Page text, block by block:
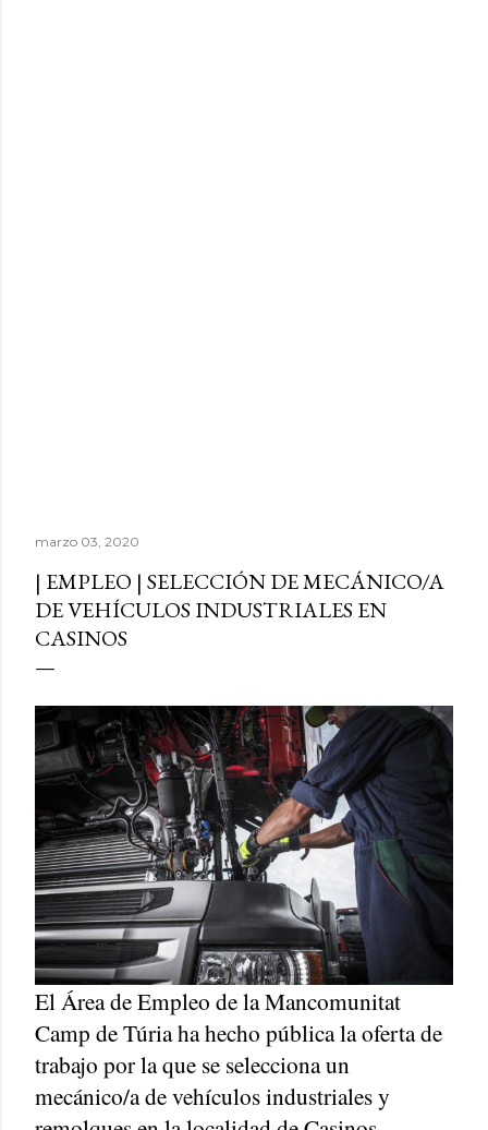
marzo 03, 2020
| EMPLEO | SELECCIÓN DE MECÁNICO/A
DE VEHÍCULOS INDUSTRIALES EN
CASINOS
El Área de Empleo de la Mancomunitat
Camp de Túria ha hecho pública la oferta de
trabajo por la que se selecciona un
mecánico/a de vehículos industriales y